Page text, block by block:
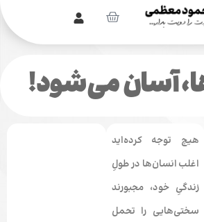
آسان می‌شود!
هیچ توجه کرده‌­اید
اغلب انسان‌­ها در طولِ
زندگی­ِ خود، مجبورند
سختی‌­هایی را تحمل